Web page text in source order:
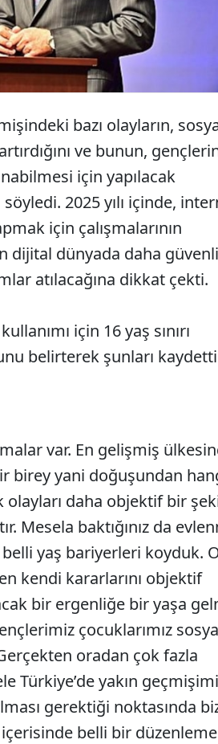
bazı olayların,
ve bunun,
için yapılacak
2025 yılı içinde,
için çalışmalarının
dijital dünyada daha
atılacağına dikkat çekti.
için 16 yaş sınırı
belirterek şunları
var. En gelişmiş
birey yani doğuşundan
olayları daha objektif bir
Mesela baktığınız da
belli yaş bariyerleri koyduk.
kendi kararlarını objektif
bir ergenliğe bir yaşa
çocuklarımız
oradan çok fazla
Türkiye’de yakın
gerektiği noktasında
içerisinde belli bir